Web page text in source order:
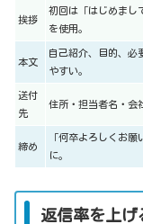
挨拶
初回は「はじめまし
を使用。
本文
自己紹介、目的、必
やすい。
送付
先
住所・担当者名・会
締め
「何卒よろしくお
に。
返信率を上げ